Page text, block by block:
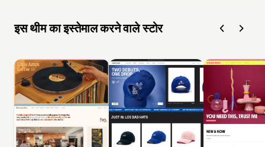
इस थीम का इस्तेमाल करने वाले स्टोर